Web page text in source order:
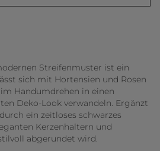
Streifenmuster ist ein
sich mit Hortensien und Rosen
Handumdrehen in einen
Deko-Look verwandeln. Ergänzt
ein zeitloses schwarzes
Kerzenhaltern und
abgerundet wird.